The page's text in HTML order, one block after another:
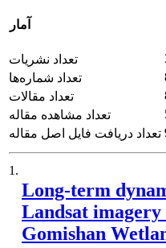
آمار
تعداد نشریات
تعداد شماره‌ها
تعداد مقالات
تعداد مشاهده مقاله
تعداد دریافت فایل اصل مقاله
1.
Long-term
Landsat
Gomishan